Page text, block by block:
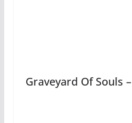
Graveyard Of Souls